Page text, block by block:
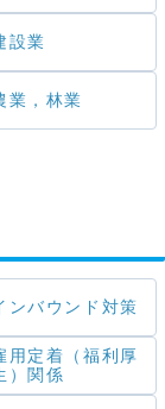
設業
業，林業
ンバウンド対策
用定着（福利厚
）関係